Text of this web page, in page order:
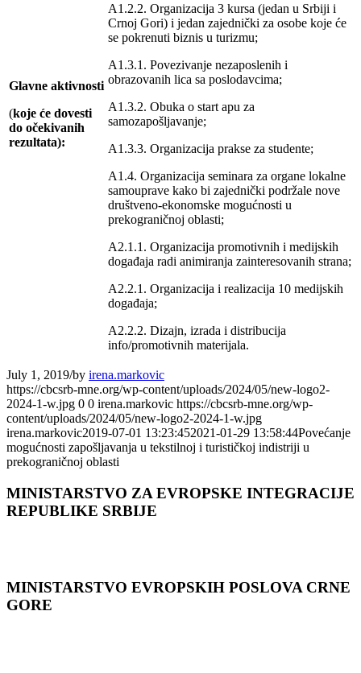
Glavne aktivnosti
(koje će dovesti
do očekivanih
rezultata):
A1.2.2. Organizacija 3 kursa (jedan u Srbiji i
Crnoj Gori) i jedan zajednički za osobe koje će
se pokrenuti biznis u turizmu;
A1.3.1. Povezivanje nezaposlenih i
obrazovanih lica sa poslodavcima;
A1.3.2. Obuka o start apu za
samozapošljavanje;
A1.3.3. Organizacija prakse za studente;
A1.4. Organizacija seminara za organe lokalne
samouprave kako bi zajednički podržale nove
društveno-ekonomske mogućnosti u
prekograničnoj oblasti;
A2.1.1. Organizacija promotivnih i medijskih
događaja radi animiranja zainteresovanih strana;
A2.2.1. Organizacija i realizacija 10 medijskih
događaja;
A2.2.2. Dizajn, izrada i distribucija
info/promotivnih materijala.
July 1, 2019/by irena.markovic
https://cbcsrb-mne.org/wp-content/uploads/2024/05/new-logo2-
2024-1-w.jpg 0 0 irena.markovic https://cbcsrb-mne.org/wp-
content/uploads/2024/05/new-logo2-2024-1-w.jpg
irena.markovic2019-07-01 13:23:452021-01-29 13:58:44Povećanje
mogućnosti zapošljavanja u tekstilnoj i turističkoj indistriji u
prekograničnoj oblasti
MINISTARSTVO ZA EVROPSKE INTEGRACIJE
REPUBLIKE SRBIJE
MINISTARSTVO EVROPSKIH POSLOVA CRNЕ
GORЕ